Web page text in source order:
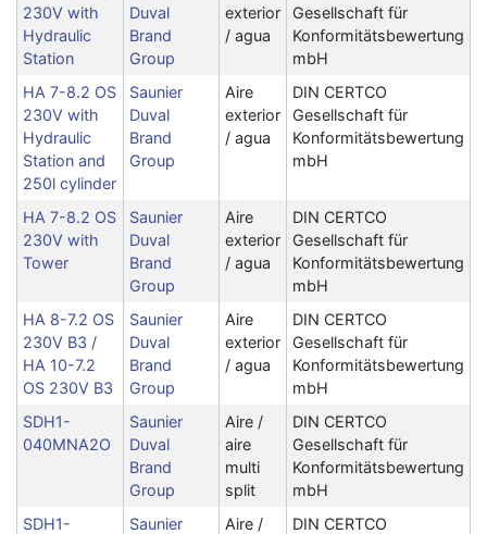
230V with
Hydraulic
Station
Duval
Brand
Group
exterior
/ agua
Gesellschaft für
Konformitätsbewertung
mbH
HA 7-8.2 OS
230V with
Hydraulic
Station and
250l cylinder
Saunier
Duval
Brand
Group
Aire
exterior
/ agua
DIN CERTCO
Gesellschaft für
Konformitätsbewertung
mbH
HA 7-8.2 OS
230V with
Tower
Saunier
Duval
Brand
Group
Aire
exterior
/ agua
DIN CERTCO
Gesellschaft für
Konformitätsbewertung
mbH
HA 8-7.2 OS
230V B3 /
HA 10-7.2
OS 230V B3
Saunier
Duval
Brand
Group
Aire
exterior
/ agua
DIN CERTCO
Gesellschaft für
Konformitätsbewertung
mbH
SDH1-
040MNA2O
Saunier
Duval
Brand
Group
Aire /
aire
multi
split
DIN CERTCO
Gesellschaft für
Konformitätsbewertung
mbH
SDH1-
Saunier
Aire /
DIN CERTCO